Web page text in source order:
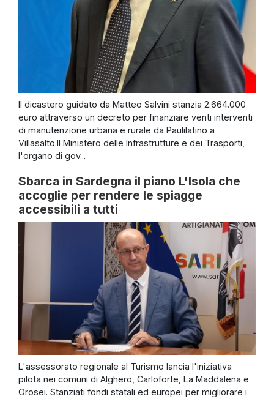
Il dicastero guidato da Matteo Salvini stanzia 2.664.000
euro attraverso un decreto per finanziare venti interventi
di manutenzione urbana e rurale da Paulilatino a
Villasalto.Il Ministero delle Infrastrutture e dei Trasporti,
l'organo di gov...
Sbarca in Sardegna il piano L'Isola che
accoglie per rendere le spiagge
accessibili a tutti
L'assessorato regionale al Turismo lancia l'iniziativa
pilota nei comuni di Alghero, Carloforte, La Maddalena e
Orosei. Stanziati fondi statali ed europei per migliorare i